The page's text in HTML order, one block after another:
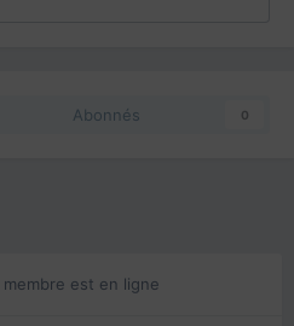
Abonnés 0
membre est en ligne